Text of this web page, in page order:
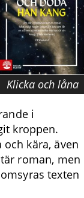
Klicka och låna
i
kroppen.
kära, även
roman, men
texten